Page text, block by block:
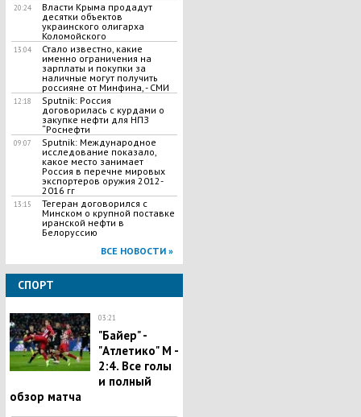
20:24
Власти Крыма продадут
десятки объектов
украинского олигарха
Коломойского
13:04
Стало известно, какие
именно ограничения на
зарплаты и покупки за
наличные могут получить
россияне от Минфина, - СМИ
12:18
Sputnik: Россия
договорилась с курдами о
закупке нефти для НПЗ
“Роснефти
09:07
Sputnik: Международное
исследование показало,
какое место занимает
Россия в перечне мировых
экспортеров оружия 2012-
2016 гг
13:15
Тегеран договорился с
Минском о крупной поставке
иранской нефти в
Белоруссию
ВСЕ НОВОСТИ »
СПОРТ
03:21
"Байер" -
"Атлетико" М -
2:4. Все голы
и полный
обзор матча